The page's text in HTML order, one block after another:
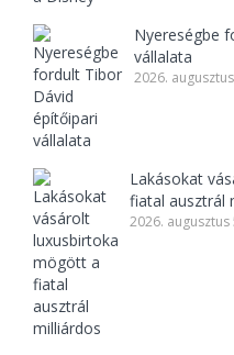
Nyereségbe
vállalata
2026.
Lakásokat
fiatal ausztrál
2026. augusztus